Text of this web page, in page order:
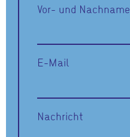
Vor- und Nachname
E-Mail
Nachricht